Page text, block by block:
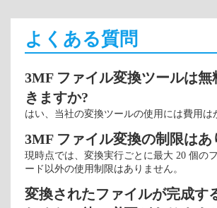
よくある質問
3MF ファイル変換ツールは無
きますか?
はい、当社の変換ツールの使用には費用は
3MF ファイル変換の制限はあ
現時点では、変換実行ごとに最大 20 個の
ード以外の使用制限はありません。
変換されたファイルが完成す